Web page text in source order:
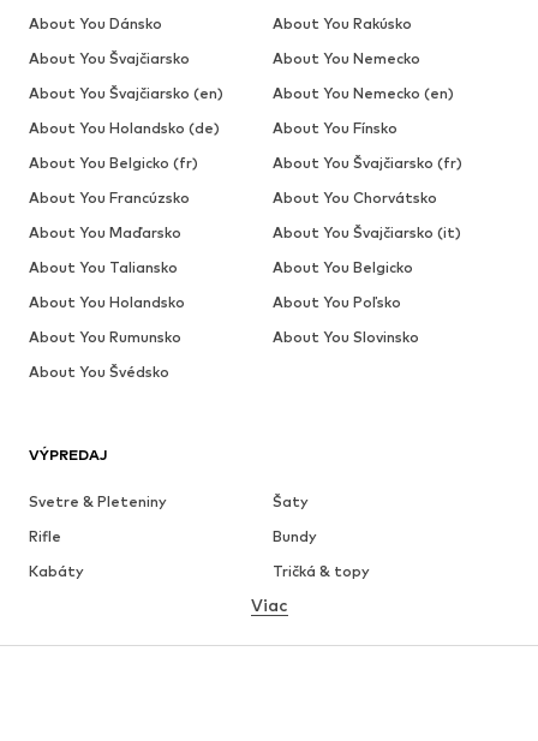
VÝPREDAJ
Svetre & Pleteniny
Šaty
Rifle
Bundy
Kabáty
Tričká & topy
Bielizeň
Sukne
Blúzky & tuniky
Viac
About You Dánsko
About You Rakúsko
About You Švajčiarsko
About You Nemecko
About You Švajčiarsko (en)
About You Nemecko (en)
About You Holandsko (de)
About You Fínsko
About You Belgicko (fr)
About You Švajčiarsko (fr)
About You Francúzsko
About You Chorvátsko
About You Maďarsko
About You Švajčiarsko (it)
About You Taliansko
About You Belgicko
About You Holandsko
About You Poľsko
About You Rumunsko
About You Slovinsko
About You Švédsko